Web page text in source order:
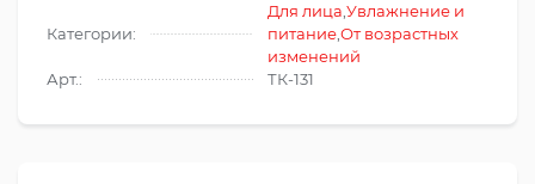
Категории:
Для лица,Увлажнение и
питание,От возрастных
изменений
Арт.:
ТК-131